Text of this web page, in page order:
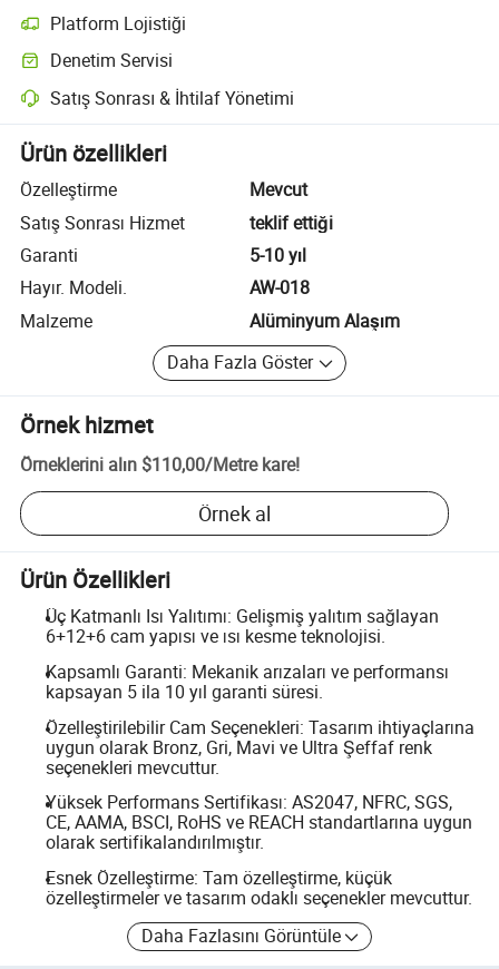
Platform Lojistiği
Platform destekli lojistik ile daha net gönderi takibi
Denetim Servisi
Seçime bağlı ön sevkiyat denetimi kalite ve miktar kontrolleri için
Satış Sonrası & İhtilaf Yönetimi
Platform destekli uyuşmazlık çözümü, uygun olduğunda iade veya
Ürün özellikleri
Özelleştirme
Mevcut
Satış Sonrası Hizmet
teklif ettiği
Garanti
5-10 yıl
Hayır. Modeli.
AW-018
Malzeme
Alüminyum Alaşım
Daha Fazla Göster
Örnek hizmet
Örneklerini alın $110,00/Metre kare!
Örnek al
Ürün Özellikleri
Üç Katmanlı Isı Yalıtımı: Gelişmiş yalıtım sağlayan
6+12+6 cam yapısı ve ısı kesme teknolojisi.
Kapsamlı Garanti: Mekanik arızaları ve performansı
kapsayan 5 ila 10 yıl garanti süresi.
Özelleştirilebilir Cam Seçenekleri: Tasarım ihtiyaçlarına
uygun olarak Bronz, Gri, Mavi ve Ultra Şeffaf renk
seçenekleri mevcuttur.
Yüksek Performans Sertifikası: AS2047, NFRC, SGS,
CE, AAMA, BSCI, RoHS ve REACH standartlarına uygun
olarak sertifikalandırılmıştır.
Esnek Özelleştirme: Tam özelleştirme, küçük
özelleştirmeler ve tasarım odaklı seçenekler mevcuttur.
Daha Fazlasını Görüntüle